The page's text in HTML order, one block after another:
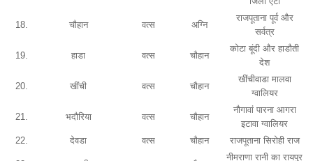
18. चौहान वत्स अग्नि
राजपूताना पूर्व और
सर्वत्र
19. हाडा वत्स चौहान
कोटा बूंदी और हाडौती
देश
20. खींची वत्स चौहान
खींचीवाडा मालवा
ग्वालियर
21. भदौरिया वत्स चौहान
नौगावां पारना आगरा
इटावा ग्वालियर
22.
देवडा वत्स चौहान राजपूताना सिरोही राज
नीमराणा रानी का रायपुर